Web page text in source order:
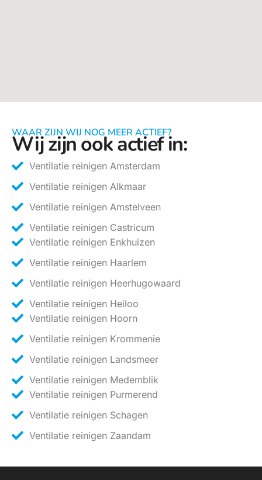
WAAR ZIJN WIJ NOG MEER ACTIEF?
Wij zijn ook actief in:
Ventilatie reinigen Amsterdam
Ventilatie reinigen Alkmaar
Ventilatie reinigen Amstelveen
Ventilatie reinigen Castricum
Ventilatie reinigen Enkhuizen
Ventilatie reinigen Haarlem
Ventilatie reinigen Heerhugowaard
Ventilatie reinigen Heiloo
Ventilatie reinigen Hoorn
Ventilatie reinigen Krommenie
Ventilatie reinigen Landsmeer
Ventilatie reinigen Medemblik
Ventilatie reinigen Purmerend
Ventilatie reinigen Schagen
Ventilatie reinigen Zaandam